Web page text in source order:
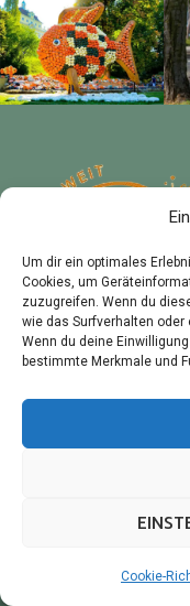
Um dir ein optimales
Cookies, um
zuzugreifen. Wenn du
wie das Surfverhalten oder
Wenn du deine
bestimmte Merkmale und
Cookie-
© 2026